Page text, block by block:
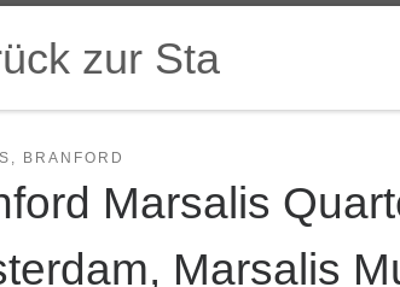
BRANFORD
Marsalis
Marsalis